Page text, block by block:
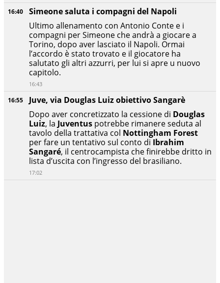
16:55
Juve, via Douglas Luiz obiettivo Sangarè
Dopo aver concretizzato la cessione di Douglas
Luiz, la Juventus potrebbe rimanere seduta al
tavolo della trattativa col Nottingham Forest
per fare un tentativo sul conto di Ibrahim
Sangaré, il centrocampista che finirebbe dritto in
lista d’uscita con l’ingresso del brasiliano.
17:02
16:40
Simeone saluta i compagni del Napoli
Ultimo allenamento con Antonio Conte e i
compagni per Simeone che andrà a giocare a
Torino, dopo aver lasciato il Napoli. Ormai
l’accordo è stato trovato e il giocatore ha
salutato gli altri azzurri, per lui si apre u nuovo
capitolo.
16:43